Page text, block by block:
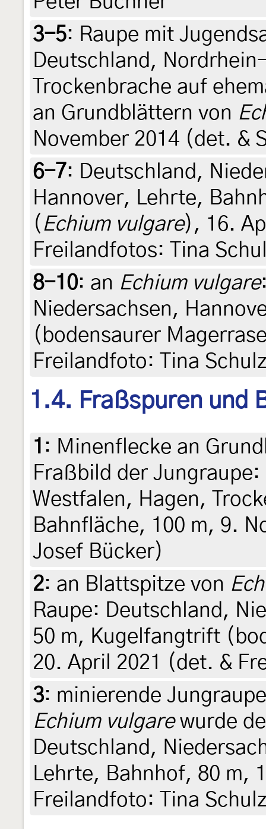
3-5: Raupe mit
Deutschland,
Trockenbrache auf
an Grundblättern von
November 2014 (det. &
6-7: Deutschland,
Hannover, Lehrte,
( Echium vulgare), 16.
Freilandfotos: Tina
8-10: an Echium vulgare
Niedersachsen,
(bodensaurer
Freilandfoto: Tina
1.4. Fraßspuren und
1 : Minenflecke an
Fraßbild der
Westfalen, Hagen,
Bahnfläche, 100 m, 9.
Josef Bücker)
2: an Blattspitze von
Raupe: Deutschland,
50 m, Kugelfangtrift
20. April 2021 (det. &
3: minierende
Echium vulgarewurde
Deutschland,
Lehrte, Bahnhof, 80 m,
Freilandfoto: Tina